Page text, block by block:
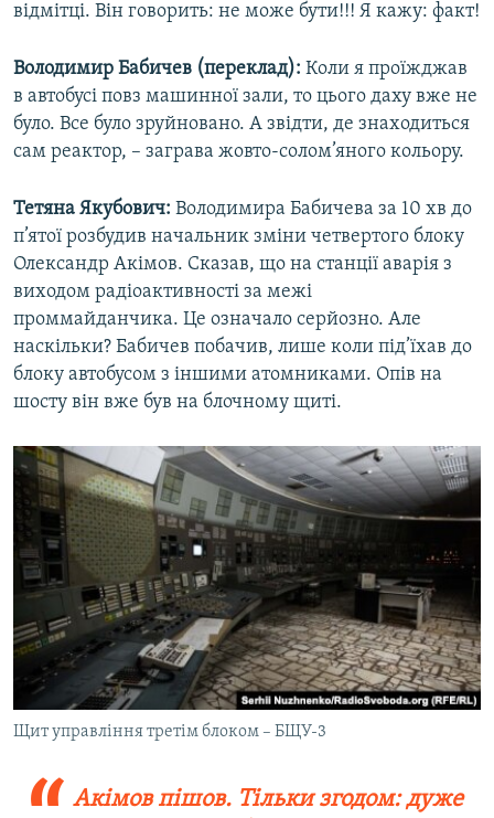
відмітці. Він говорить: не може бути!!! Я кажу: факт!
Володимир Бабичев (переклад): Коли я проїжджав
в автобусі повз машинної зали, то цього даху вже не
було. Все було зруйновано. А звідти, де знаходиться
сам реактор, – заграва жовто-солом’яного кольору.
Тетяна Якубович: Володимира Бабичева за 10 хв до
п’ятої розбудив начальник зміни четвертого блоку
Олександр Акімов. Сказав, що на станції аварія з
виходом радіоактивності за межі
проммайданчика. Це означало серйозно. Але
наскільки? Бабичев побачив, лише коли під’їхав до
блоку автобусом з іншими атомниками. Опів на
шосту він вже був на блочному щиті.
Щит управління третім блоком – БЩУ-3
Акімов пішов. Тільки згодом: дуже